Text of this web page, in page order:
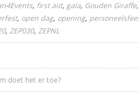
first aid gala Gouden Giraffe
open dag opening
ZEP030 ZEPNL
doet het er toe?